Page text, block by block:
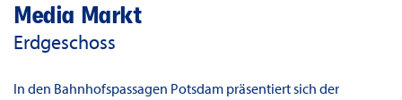
Media Markt
Erdgeschoss
In den Bahnhofspassagen Potsdam präsentiert sich der